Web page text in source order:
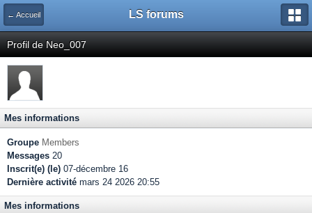
← Accueil LS forums
Profil de Neo_007
Mes informations
Groupe Members
Messages 20
Inscrit(e) (le) 07-décembre 16
Dernière activité mars 24 2026 20:55
Mes informations